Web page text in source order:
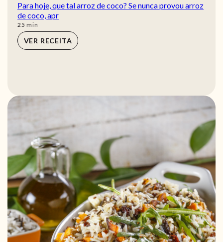
Para hoje, que tal arroz de coco? Se nunca provou arroz
de coco, apr
25 min
min
VER RECEITA